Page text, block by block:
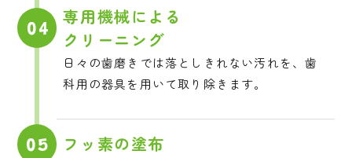
04
専用機械による
クリーニング
日々の歯磨きでは落としきれない汚れを、歯
科用の器具を用いて取り除きます。
05 フッ素の塗布